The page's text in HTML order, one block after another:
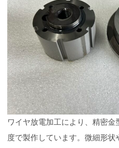
ワイヤ放電加工により、精密
度で製作しています。微細形